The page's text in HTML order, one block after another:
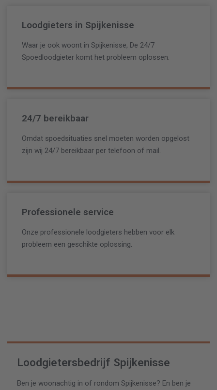
Loodgieters in Spijkenisse
Waar je ook woont in Spijkenisse, De 24/7
Spoedloodgieter komt het probleem oplossen.
24/7 bereikbaar
Omdat spoedsituaties snel moeten worden opgelost
zijn wij 24/7 bereikbaar per telefoon of mail.
Professionele service
Onze professionele loodgieters hebben voor elk
probleem een geschikte oplossing.
Loodgietersbedrijf Spijkenisse
Ben je woonachtig in of rondom Spijkenisse? En ben je